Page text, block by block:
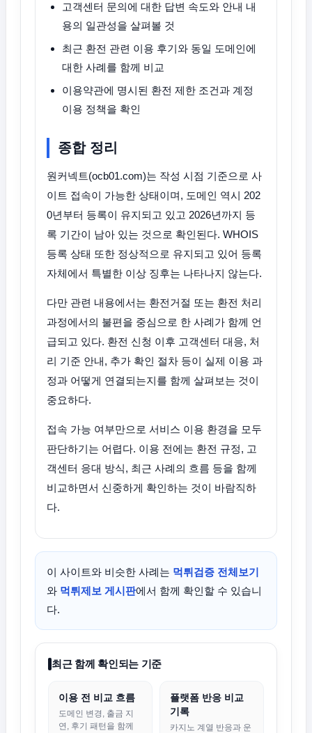
고객센터 문의에 대한 답변 속도와 안내 내
용의 일관성을 살펴볼 것
최근 환전 관련 이용 후기와 동일 도메인에
대한 사례를 함께 비교
이용약관에 명시된 환전 제한 조건과 계정
이용 정책을 확인
종합 정리
원커넥트(ocb01.com)는 작성 시점 기준으로 사
이트 접속이 가능한 상태이며, 도메인 역시 202
0년부터 등록이 유지되고 있고 2026년까지 등
록 기간이 남아 있는 것으로 확인된다. WHOIS
등록 상태 또한 정상적으로 유지되고 있어 등록
자체에서 특별한 이상 징후는 나타나지 않는다.
다만 관련 내용에서는 환전거절 또는 환전 처리
과정에서의 불편을 중심으로 한 사례가 함께 언
급되고 있다. 환전 신청 이후 고객센터 대응, 처
리 기준 안내, 추가 확인 절차 등이 실제 이용 과
정과 어떻게 연결되는지를 함께 살펴보는 것이
중요하다.
접속 가능 여부만으로 서비스 이용 환경을 모두
판단하기는 어렵다. 이용 전에는 환전 규정, 고
객센터 응대 방식, 최근 사례의 흐름 등을 함께
비교하면서 신중하게 확인하는 것이 바람직하
다.
이 사이트와 비슷한 사례는 먹튀검증 전체보기
와 먹튀제보 게시판에서 함께 확인할 수 있습니
다.
최근 함께 확인되는 기준
이용 전 비교 흐름
도메인 변경, 출금 지
연, 후기 패턴을 함께
플랫폼 반응 비교
기록
카지노 계열 반응과 운